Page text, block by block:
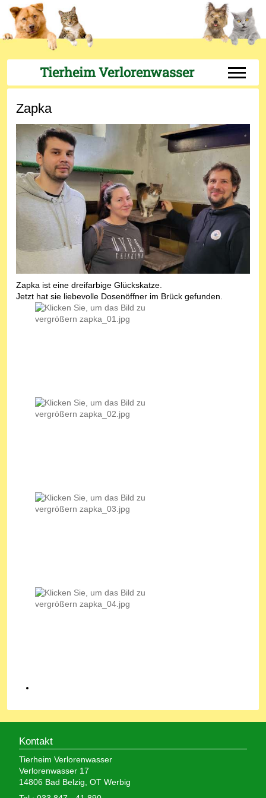
Tierheim Verlorenwasser Off-
Zapka
Zapka ist eine dreifarbige Glückskatze.
Jetzt hat sie liebevolle Dosenöffner im Brück gefunden.
Kontakt
Tierheim Verlorenwasser
Verlorenwasser 17
14806 Bad Belzig, OT Werbig